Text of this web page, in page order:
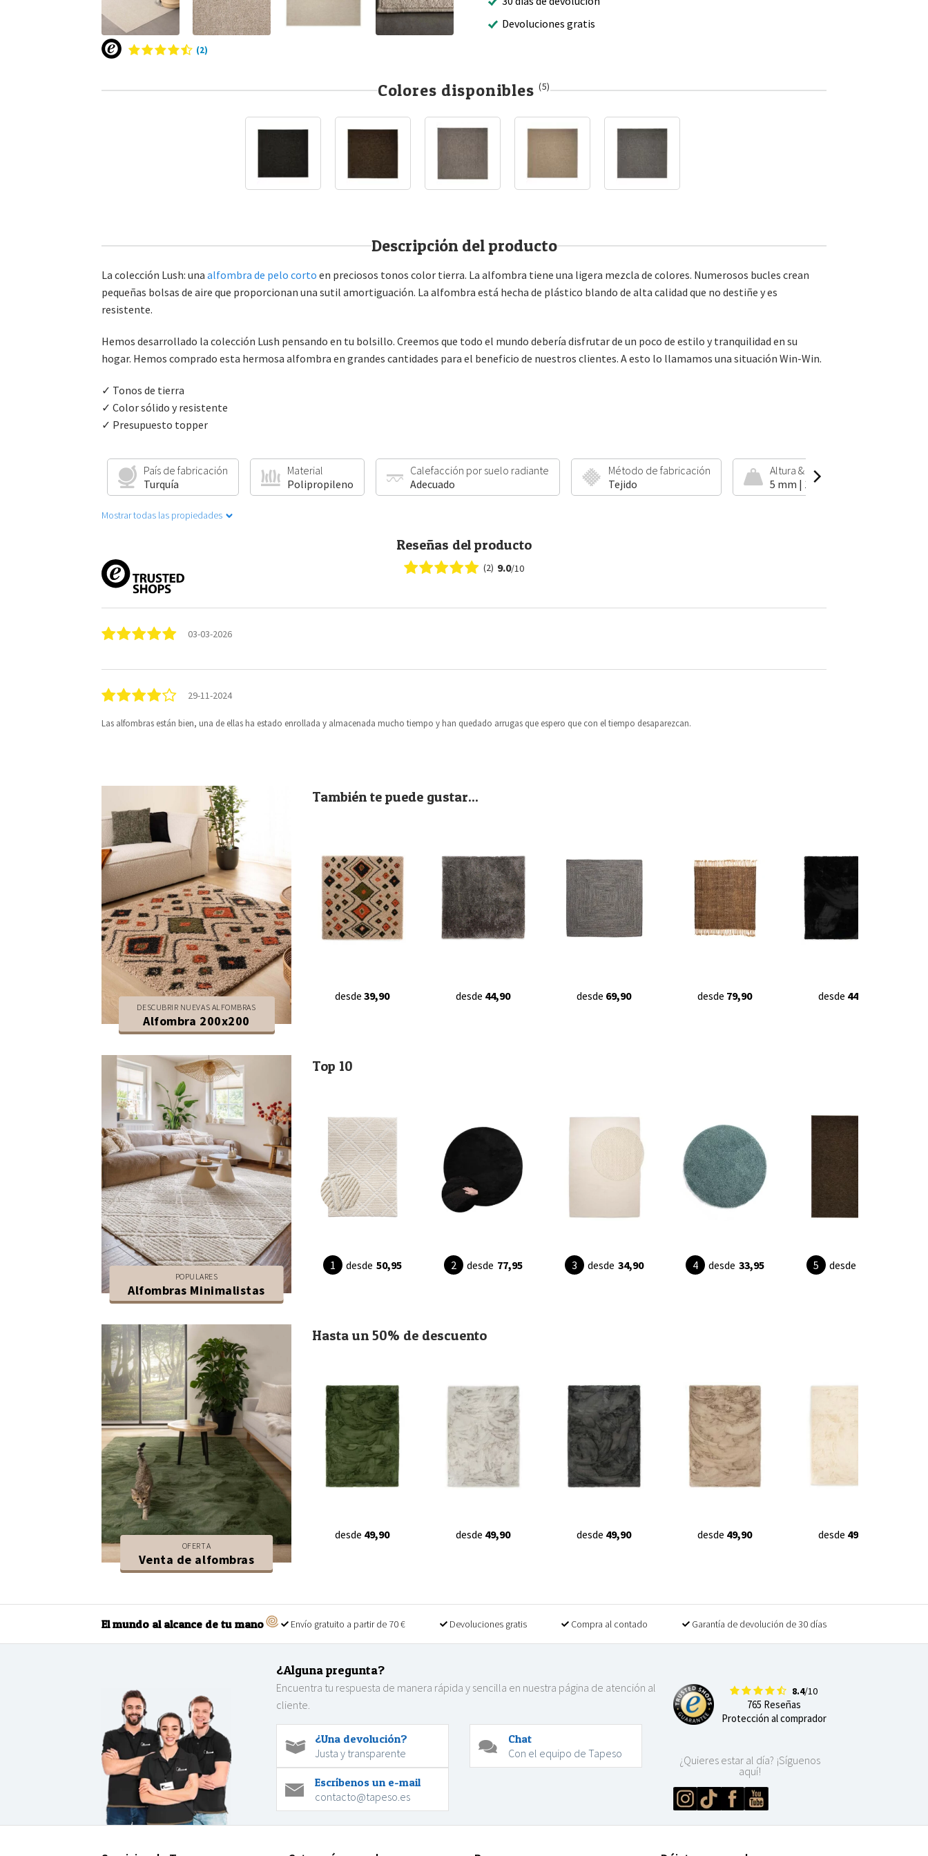
(2)
Devoluciones gratis
Colores disponibles (5)
Descripción del producto
La colección Lush: una alfombra de pelo corto en preciosos tonos color tierra. La alfombra tiene una ligera mezcla de colores. Numerosos bucles crean
pequeñas bolsas de aire que proporcionan una sutil amortiguación. La alfombra está hecha de plástico blando de alta calidad que no destiñe y es
resistente.
Hemos desarrollado la colección Lush pensando en tu bolsillo. Creemos que todo el mundo debería disfrutar de un poco de estilo y tranquilidad en su
hogar. Hemos comprado esta hermosa alfombra en grandes cantidades para el beneficio de nuestros clientes. A esto lo llamamos una situación Win-Win.
✓ Tonos de tierra
✓ Color sólido y resistente
✓ Presupuesto topper
País de fabricación
Turquía
Material
Polipropileno
Calefacción por suelo radiante
Adecuado
Método de fabricación
Tejido
Altura & peso
5 mm | 1400 g/m²
Mostrar todas las propiedades
Reseñas del producto
(2) 9.0/10
03-03-2026
29-11-2024
Las alfombras están bien, una de ellas ha estado enrollada y almacenada mucho tiempo y han quedado arrugas que espero que con el tiempo desaparezcan.
DESCUBRIR NUEVAS ALFOMBRAS
Alfombra 200x200
También te puede gustar...
desde 39,90 desde 44,90 desde 69,90 desde 79,90 desde 44,90
POPULARES
Alfombras Minimalistas
Top 10
desde 50,95 desde 77,95 desde 34,90 desde 33,95 desde
OFERTA
Venta de alfombras
Hasta un 50% de descuento
desde 49,90 desde 49,90 desde 49,90 desde 49,90 desde 49,90
El mundo al alcance de tu mano Envío gratuito a partir de 70 € Devoluciones gratis Compra al contado Garantía de devolución de 30 días
¿Alguna pregunta?
Encuentra tu respuesta de manera rápida y sencilla en nuestra página de atención al
cliente.
¿Una devolución?
Justa y transparente
Chat
Con el equipo de Tapeso
Escríbenos un e-mail
contacto@tapeso.es
8.4/10
765 Reseñas
Protección al comprador
¿Quieres estar al día? ¡Síguenos
aquí!